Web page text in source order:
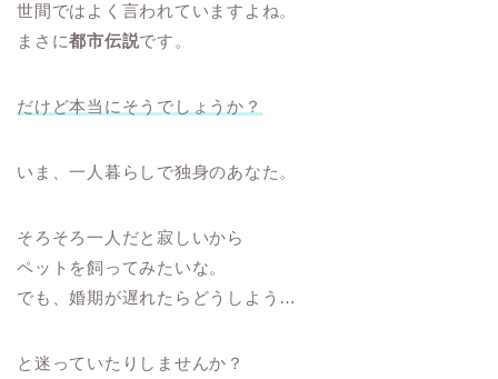
世間ではよく言われていますよね。
まさに都市伝説です。
だけど本当にそうでしょうか？
いま、一人暮らしで独身のあなた。
そろそろ一人だと寂しいから
ペットを飼ってみたいな。
でも、婚期が遅れたらどうしよう…
と迷っていたりしませんか？